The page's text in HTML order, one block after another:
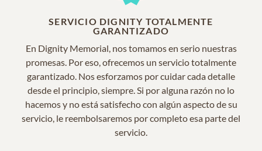
SERVICIO DIGNITY TOTALMENTE
GARANTIZADO
En Dignity Memorial, nos tomamos en serio nuestras
promesas. Por eso, ofrecemos un servicio totalmente
garantizado. Nos esforzamos por cuidar cada detalle
desde el principio, siempre. Si por alguna razón no lo
hacemos y no está satisfecho con algún aspecto de su
servicio, le reembolsaremos por completo esa parte del
servicio.